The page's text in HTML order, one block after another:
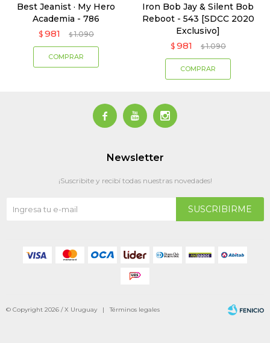
Best Jeanist · My Hero
Academia - 786
$ 981 $ 1.090
Iron Bob Jay & Silent Bob
Reboot - 543 [SDCC 2020
Exclusivo]
$ 981 $ 1.090
  
Newsletter
¡Suscribite y recibí todas nuestras novedades!
SUSCRIBIRME
© Copyright 2026 / X Uruguay |Términos legales